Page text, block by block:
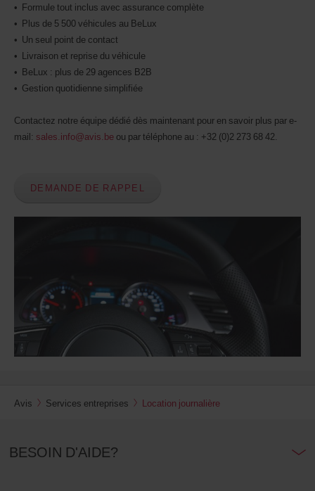
• Formule tout inclus avec assurance complète
• Plus de 5 500 véhicules au BeLux
• Un seul point de contact
• Livraison et reprise du véhicule
• BeLux : plus de 29 agences B2B
• Gestion quotidienne simplifiée
Contactez notre équipe dédié dès maintenant pour en savoir plus par e-
mail: sales.info@avis.be ou par téléphone au : +32 (0)2 273 68 42.
DEMANDE DE RAPPEL
Avis Services entreprises Location journalière
BESOIN D'AIDE?